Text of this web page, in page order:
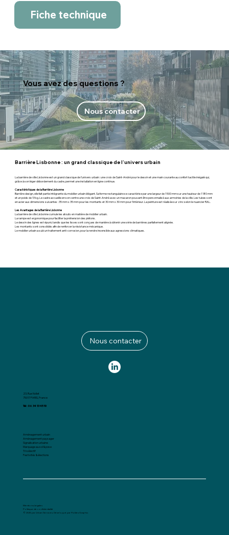
Fiche technique
Vous avez des questions ?
Nous contacter
Barrière Lisbonne : un grand classique de l’univers urbain
La barrière de ville Lisbonne est un grand classique de l’univers urbain : une croix de Saint-André pour le dessin et une main courante au confort tactile inégalé qui,
grâce à son léger débordement du cadre, permet une installation en ligne continue.
Caractéristiques de la Barrière Lisbonne
Barrière design, elle fait partie intégrante du mobilier urbain élégant. Sa forme rectangulaire se caractérise par une largeur de 1 500 mm sur une hauteur de 1 180 mm
et un poids de 13 kg. Le cadre accueille en son centre une croix de Saint-André avec un macaron pouvant être personnalisé aux armoiries de la ville. Les tubes sont
en acier aux dimensions suivantes : 35 mm x 35 mm pour les montants et 30 mm x 30 mm pour l’intérieur. La peinture est réalisée sur zinc selon le nuancier RAL.
Les Avantages de la Barrière Lisbonne
La barrière de ville Lisbonne cumule les atouts en matière de mobilier urbain.
La rampe est ergonomique pour faciliter la préhension des piétons.
Le dessin des lignes est épuré, tandis que les lisses sont conçues de manière à obtenir une série de barrières parfaitement alignée.
Les montants sont consolidés afin de renforcer la résistance mécanique.
Le mobilier urbain a subi un traitement anti-corrosion, pour la rendre insensible aux agressions climatiques.
Nous contacter
23, Rue Nollet
75017 PARIS, France
Tél : 06 34 13 45 10
Aménagement urbain
Aménagement paysager
Signalisation urbaine
Marquage au sol & pose
Tri sélectif
Festivités & élections
Mentions Légales
Politique de confidentialité
© 2025 par Urban Services. Développé par Pickles Graphic